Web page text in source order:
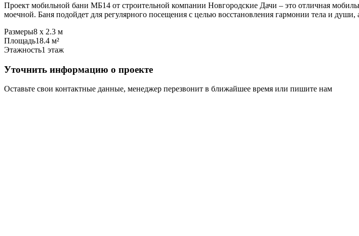
Проект мобильной бани МБ14 от строительной компании Новгородские Дачи – это отличная
моечной. Баня подойдет для регулярного посещения с целью восстановления гармонии тела и
Размеры8 х 2.3 м
Площадь18.4 м²
Этажность1 этаж
Уточнить информацию о проекте
Оставьте свои контактные данные, менеджер перезвонит в ближайшее время или пишите нам